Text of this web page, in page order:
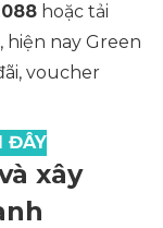
hoặc tải
hiện nay Green
voucher
ĐÂY
xây